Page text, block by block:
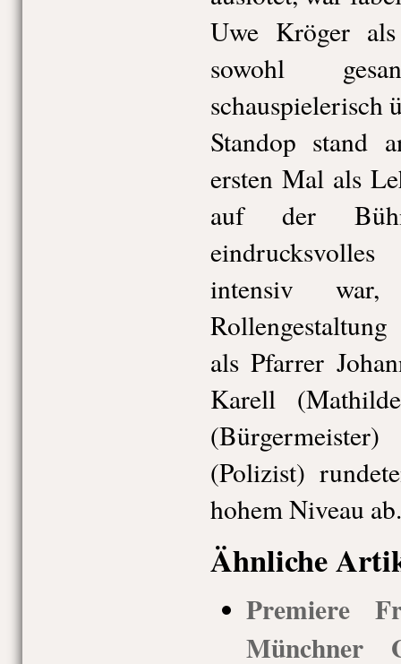
Uwe Kröger
sowohl
schauspielerisch
Standop stand
ersten Mal als
auf der
intensiv
als Pfarrer
Karell
(Polizist)
hohem Niveau ab.
Ähnliche
Premiere
Münchner